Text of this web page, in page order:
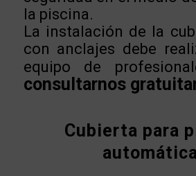
la piscina.
La instalación de la
con anclajes debe
equipo de
consultarnos
Cubierta para